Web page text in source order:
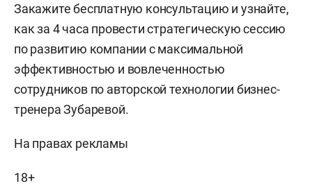
Закажите бесплатную консультацию и узнайте,
как за 4 часа провести стратегическую сессию
по развитию компании с максимальной
эффективностью и вовлеченностью
сотрудников по авторской технологии бизнес-
тренера Зубаревой.
На правах рекламы
18+